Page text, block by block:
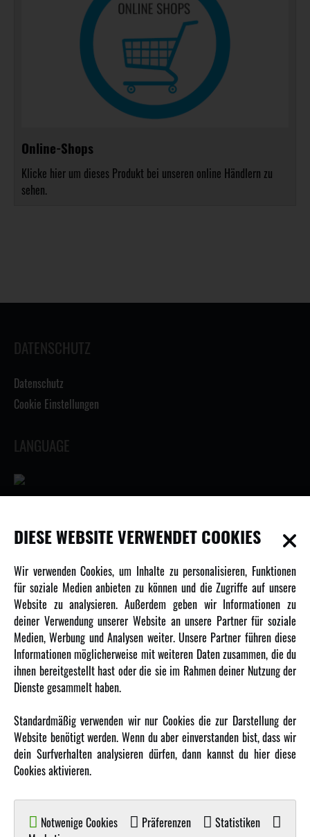
Online-Shops
Klicke hier um dieses Produkt bei unseren online Händlern zu
sehen.
DATENSCHUTZ
Datenschutz
Cookie Einstellungen
LANGUAGE
INFORMATIONEN
Newsletter
Über uns
Karriere
Amewi Kataloge
MEHR VON AMEWI
Amewi Construction - Nutzfahrzeuge
Malinos - Die kreative Seite von Amewi
Werden Sie Amewi Händler
DIESE WEBSITE VERWENDET COOKIES
Wir verwenden Cookies, um Inhalte zu personalisieren, Funktionen
für soziale Medien anbieten zu können und die Zugriffe auf unsere
Website zu analysieren. Außerdem geben wir Informationen zu
deiner Verwendung unserer Website an unsere Partner für soziale
Medien, Werbung und Analysen weiter. Unsere Partner führen diese
Informationen möglicherweise mit weiteren Daten zusammen, die du
ihnen bereitgestellt hast oder die sie im Rahmen deiner Nutzung der
Dienste gesammelt haben.
Standardmäßig verwenden wir nur Cookies die zur Darstellung der
Website benötigt werden. Wenn du aber einverstanden bist, dass wir
dein Surfverhalten analysieren dürfen, dann kannst du hier diese
Cookies aktivieren.
Notwenige Cookies Präferenzen
Statistiken